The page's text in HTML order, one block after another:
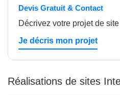
Devis Gratuit & Contact
Décrivez votre projet de
Je décris mon projet
Réalisations de sites